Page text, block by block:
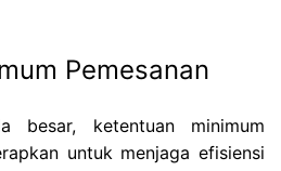
Pemesanan
besar, ketentuan minimum
untuk menjaga efisiensi